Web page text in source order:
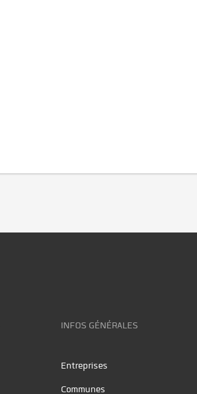
INFOS GÉNÉRALES
Entreprises
Communes